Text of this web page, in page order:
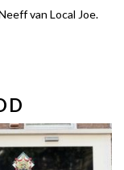
van Local Joe.